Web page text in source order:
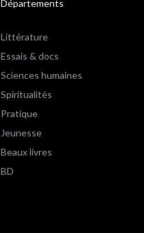
Départements
Littérature
Essais & docs
Sciences humaines
Spiritualités
Pratique
Jeunesse
Beaux livres
BD